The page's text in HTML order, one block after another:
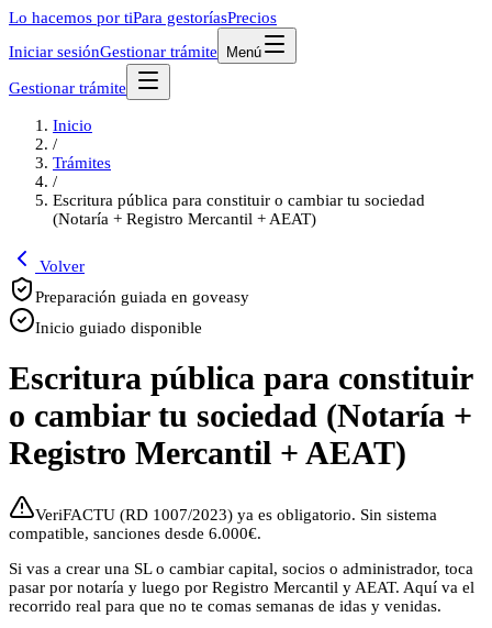
Lo hacemos por tiPara gestoríasPrecios
Iniciar sesiónGestionar trámite Menú
Gestionar trámite
Inicio
/
Trámites
/
Escritura pública para constituir o cambiar tu sociedad
(Notaría + Registro Mercantil + AEAT)
Volver
Preparación guiada en goveasy
Inicio guiado disponible
Escritura pública para constituir
o cambiar tu sociedad (Notaría +
Registro Mercantil + AEAT)
VeriFACTU (RD 1007/2023) ya es obligatorio. Sin sistema
compatible, sanciones desde 6.000€.
Si vas a crear una SL o cambiar capital, socios o administrador, toca
pasar por notaría y luego por Registro Mercantil y AEAT. Aquí va el
recorrido real para que no te comas semanas de idas y venidas.